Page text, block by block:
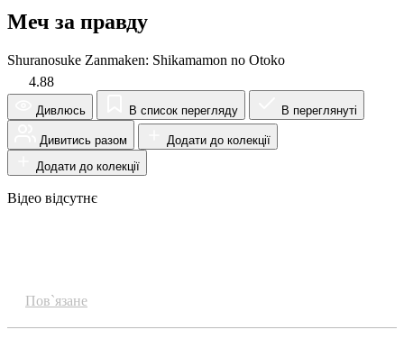
Меч за правду
Shuranosuke Zanmaken: Shikamamon no Otoko
4.88
Дивлюсь В список перегляду В переглянуті
Дивитись разом
Додати до колекції
Додати до колекції
Відео відсутнє
Пов`язане